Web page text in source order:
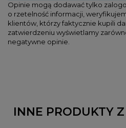
Opinie mogą dodawać tylko
o rzetelność informacji,
klientów, którzy faktycznie kupili
zatwierdzeniu wyświetlamy
negatywne opinie.
INNE PRODUKTY